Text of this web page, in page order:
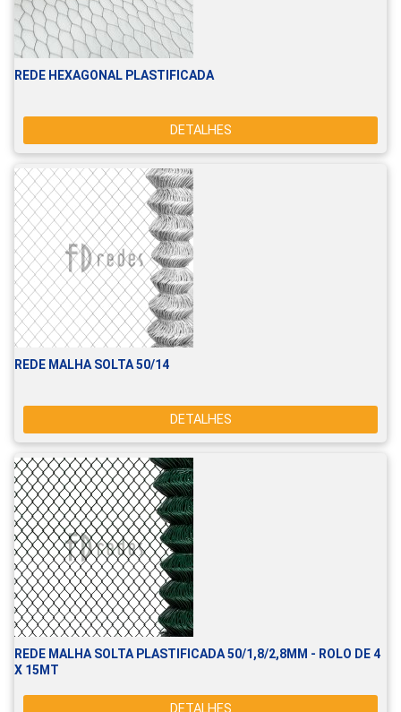
REDE HEXAGONAL PLASTIFICADA
DETALHES
REDE MALHA SOLTA 50/14
DETALHES
REDE MALHA SOLTA PLASTIFICADA 50/1,8/2,8MM - ROLO DE 4
X 15MT